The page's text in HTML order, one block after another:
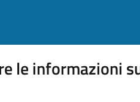
le informazioni